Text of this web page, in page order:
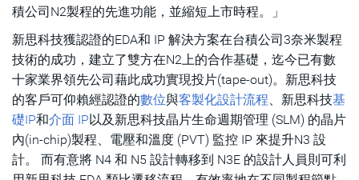
積公司N2製程的先進功能，並縮短上市時程。」
新思科技獲認證的EDA和 IP 解決方案在台積公司3奈米製程
技術的成功，建立了雙方在N2上的合作基礎，迄今已有數
十家業界領先公司藉此成功實現投片(tape-out)。新思科技
的客戶可仰賴經認證的數位與客製化設計流程、新思科技基
礎IP和介面 IP以及新思科技晶片生命週期管理 (SLM) 的晶片
內(in-chip)製程、電壓和溫度 (PVT) 監控 IP 來提升N3 設
計。 而有意將 N4 和 N5 設計轉移到 N3E 的設計人員則可利